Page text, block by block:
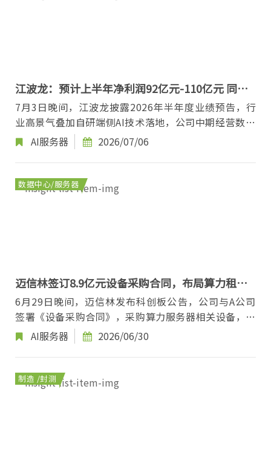
江波龙：预计上半年净利润92亿元-110亿元 同比
增长62204%-74394%
7月3日晚间，江波龙披露2026年半年度业绩预告，行
业高景气叠加自研端侧AI技术落地，公司中期经营数据
迎来大幅增长。 江波龙主营嵌入式存储、固态硬...
AI服务器 2026/07/06
数据中心/服务器
迈信林签订8.9亿元设备采购合同，布局算力租赁
业务
6月29日晚间，迈信林发布科创板公告，公司与A公司
签署《设备采购合同》，采购算力服务器相关设备，合
同含税总金额约8.9亿元。 本次交易对手仅以A公...
AI服务器 2026/06/30
制造 /封测